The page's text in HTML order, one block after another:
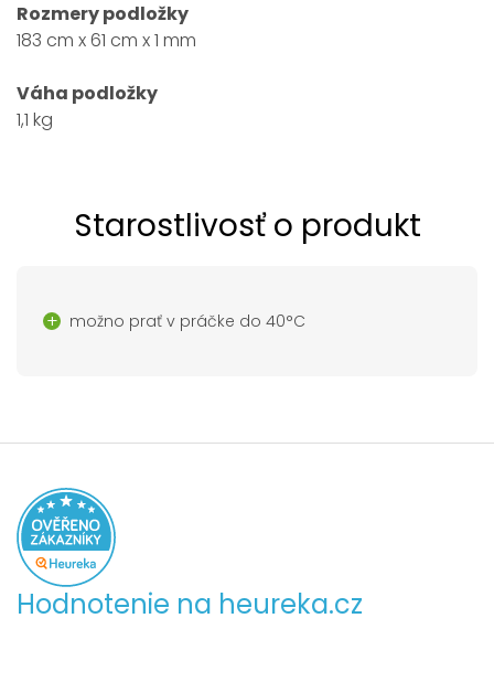
Rozmery podložky
183 cm x 61 cm x 1 mm
Váha podložky
1,1 kg
Starostlivosť o produkt
možno prať v práčke do 40°C
Hodnotenie na heureka.cz